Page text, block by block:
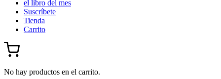
el libro del mes
Suscríbete
Tienda
Carrito
No hay productos en el carrito.